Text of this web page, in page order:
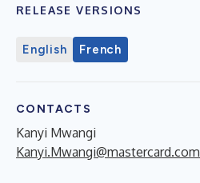
RELEASE VERSIONS
English French
CONTACTS
Kanyi Mwangi
Kanyi.Mwangi@mastercard.com